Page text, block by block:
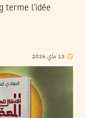
terme l’idée
13 ماي2026